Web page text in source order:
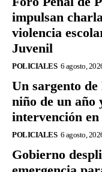
impulsan
violencia
Juvenil
POLICIALES 6 agosto,
Un sargento
niño de un año
intervención
POLICIALES 6 agosto,
Gobierno